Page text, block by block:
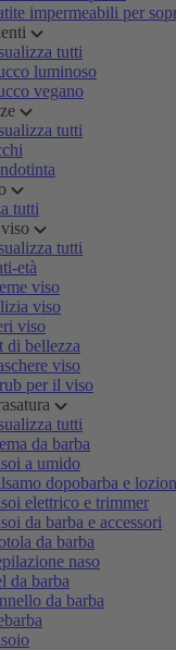
impermeabili per
tutti
luminoso
vegano
tutti
tutti
tutti
età
viso
viso
viso
di bellezza
viso
per il viso
tutti
da barba
a umido
dopobarba e
elettrico e trimmer
da barba e accessori
da barba
naso
da barba
da barba